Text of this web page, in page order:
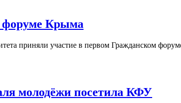
форуме Крыма
приняли участие в первом Гражданском
молодёжи посетила КФУ